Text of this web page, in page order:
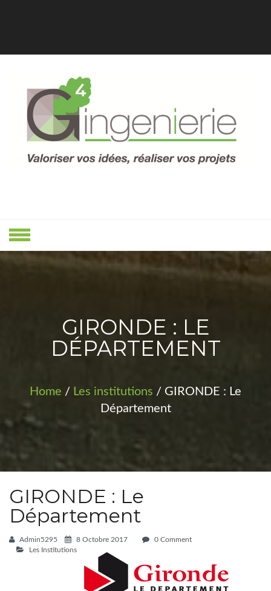
VOS
PROJETS
GIRONDE : LE
DÉPARTEMENT
Home / Les institutions / GIRONDE : Le
Département
GIRONDE : Le
Département
Admin5295 8 Octobre 2017
0 Comment
Les Institutions